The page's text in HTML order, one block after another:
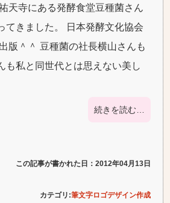
天寺にある発酵食堂豆種菌さん
てきました。 日本発酵文化協会
版＾＾ 豆種菌の社長横山さんも
も私と同世代とは思えない美し
続きを読む…
この記事が書かれた日：2012年04月13日
カテゴリ:筆文字ロゴデザイン作成